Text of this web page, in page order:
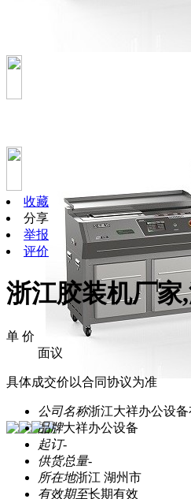
收藏
分享
举报
评价
浙江胶装机厂
单 价
面议
具体成交价以合同协议为准
公司名称浙江大祥办公设备
品牌大祥办公设备
起订-
供货总量-
所在地浙江 湖州市
有效期至长期有效